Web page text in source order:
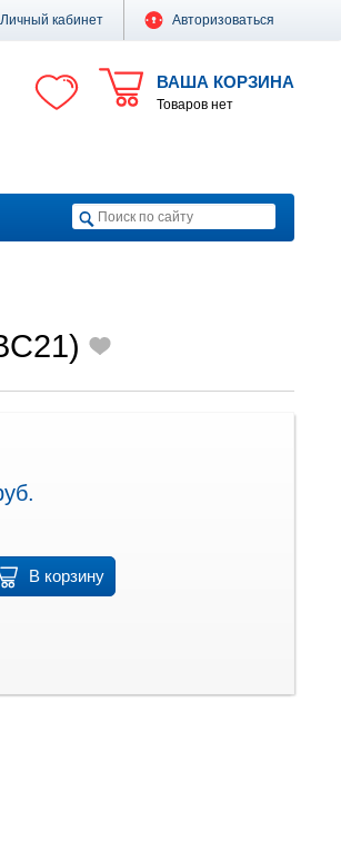
Личный кабинет Авторизоваться
ВАША КОРЗИНА
Товаров нет
В корзину